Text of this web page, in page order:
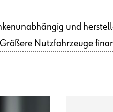
und
Nutzfahrzeuge